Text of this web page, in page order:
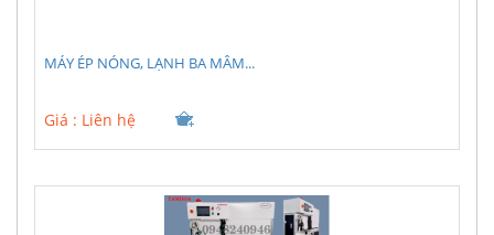
MÁY ÉP NÓNG, LẠNH BA MÂM...
Giá : Liên hệ